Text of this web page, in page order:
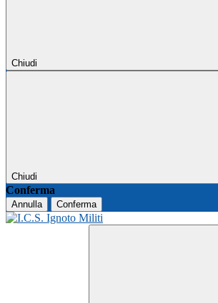
Chiudi
Chiudi
Conferma
Annulla Conferma